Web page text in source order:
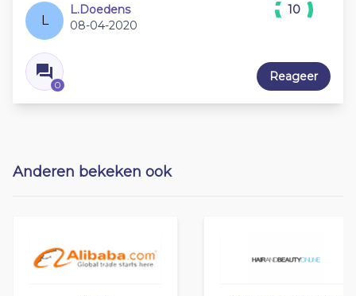
L
L.Doedens
08-04-2020
0
10
Reageer
Anderen bekeken ook